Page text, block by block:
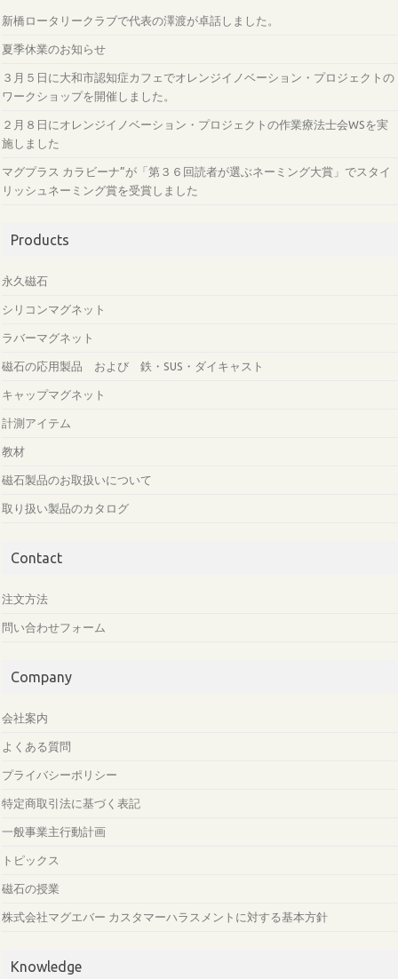
新橋ロータリークラブで代表の澤渡が卓話しました。
夏季休業のお知らせ
３月５日に大和市認知症カフェでオレンジイノベーション・プロジェクトの
ワークショップを開催しました。
２月８日にオレンジイノベーション・プロジェクトの作業療法士会WSを実
施しました
マグプラス カラビーナ”が「第３６回読者が選ぶネーミング大賞」でスタイ
リッシュネーミング賞を受賞しました
Products
永久磁石
シリコンマグネット
ラバーマグネット
磁石の応用製品 および 鉄・SUS・ダイキャスト
キャップマグネット
計測アイテム
教材
磁石製品のお取扱いについて
取り扱い製品のカタログ
Contact
注文方法
問い合わせフォーム
Company
会社案内
よくある質問
プライバシーポリシー
特定商取引法に基づく表記
一般事業主行動計画
トピックス
磁石の授業
株式会社マグエバー カスタマーハラスメントに対する基本方針
Knowledge